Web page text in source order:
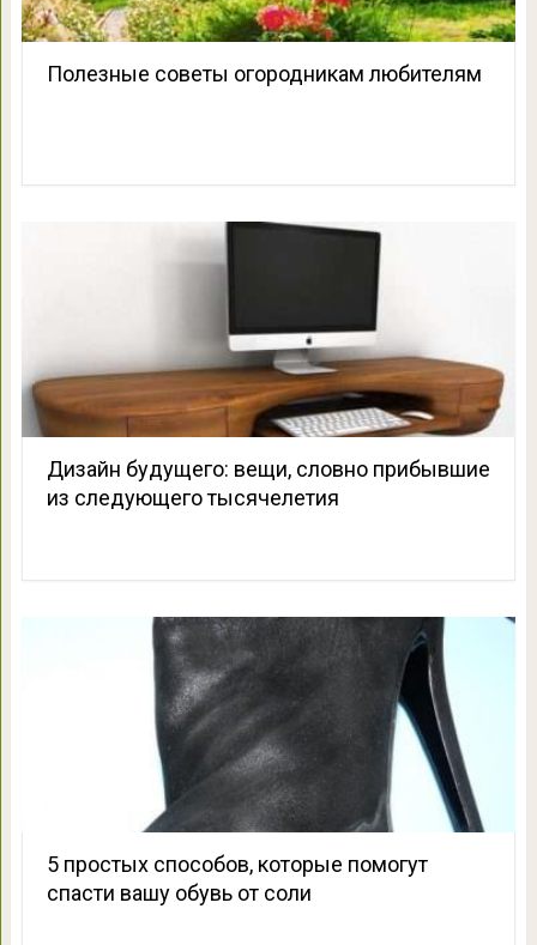
Полезные советы огородникам любителям
Дизайн будущего: вещи, словно прибывшие
из следующего тысячелетия
5 простых способов, которые помогут
спасти вашу обувь от соли